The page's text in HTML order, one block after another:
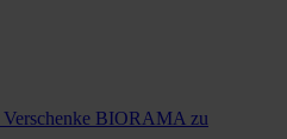
Verschenke BIORAMA zu